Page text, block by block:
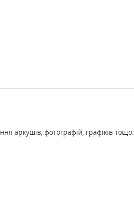
аркушів, фотографій, графіків тощо.